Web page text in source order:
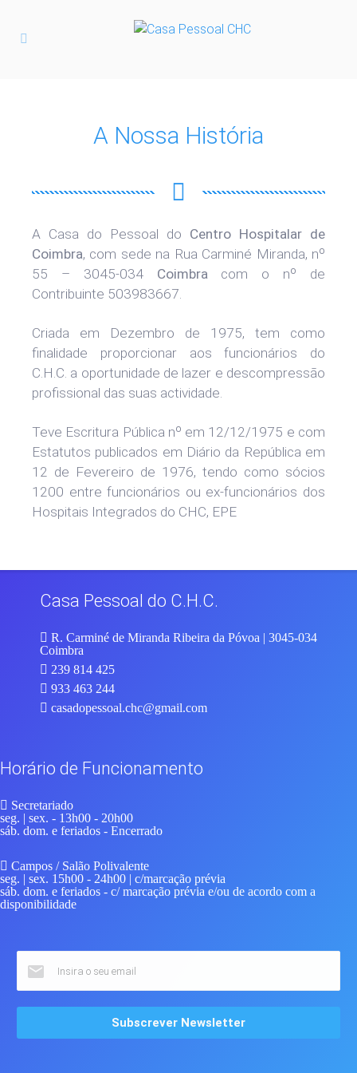
A Nossa História
A Casa do Pessoal do Centro Hospitalar de
Coimbra, com sede na Rua Carminé Miranda, nº
55 – 3045-034 Coimbracom o nº de
Contribuinte 503983667.
Criada em Dezembro de 1975, tem como
finalidade proporcionar aos funcionários do
C.H.C. a oportunidade de lazer e descompressão
profissional das suas actividade.
Teve Escritura Pública nº em 12/12/1975 e com
Estatutos publicados em Diário da República em
12 de Fevereiro de 1976, tendo como sócios
1200 entre funcionários ou ex-funcionários dos
Hospitais Integrados do CHC, EPE
Casa Pessoal do C.H.C.
R. Carminé de Miranda Ribeira da Póvoa | 3045-034
Coimbra
239 814 425
933 463 244
casadopessoal.chc@gmail.com
Horário de Funcionamento
Secretariado
seg. | sex. - 13h00 - 20h00
sáb. dom. e feriados - Encerrado
Campos / Salão Polivalente
seg. | sex. 15h00 - 24h00 | c/marcação prévia
sáb. dom. e feriados - c/ marcação prévia e/ou de acordo com a
disponibilidade